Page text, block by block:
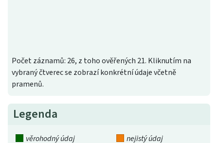
Počet záznamů: 26, z toho ověřených 21. Kliknutím na
vybraný čtverec se zobrazí konkrétní údaje včetně
pramenů.
Legenda
věrohodný údaj
nejistý údaj